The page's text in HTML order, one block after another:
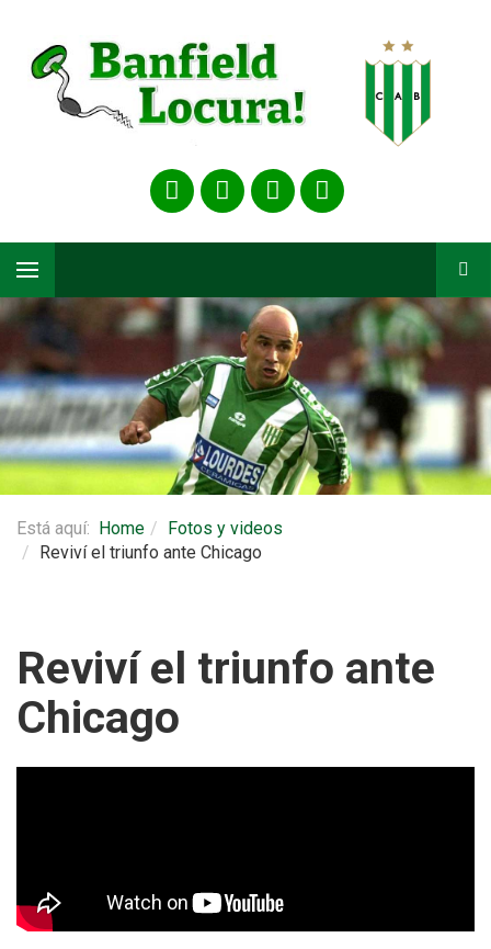
Está aquí: Home
Fotos y videos
Reviví el triunfo ante Chicago
Reviví el triunfo ante
Chicago